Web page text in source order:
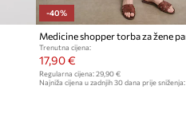
-40%
Trenutna cijena:
17,90 €
Regularna cijena: 29,90 €
Najniža cijena u zadnjih 30 dana prije sniženja: